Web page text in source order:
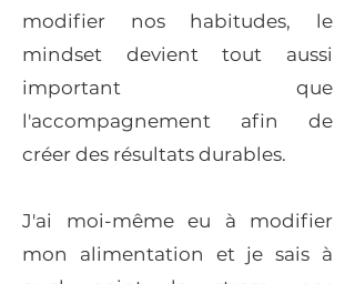
modifier nos habitudes, le
mindset devient tout aussi
important que
l'accompagnement afin de
créer des résultats durables.
J'ai moi-même eu à modifier
mon alimentation et je sais à